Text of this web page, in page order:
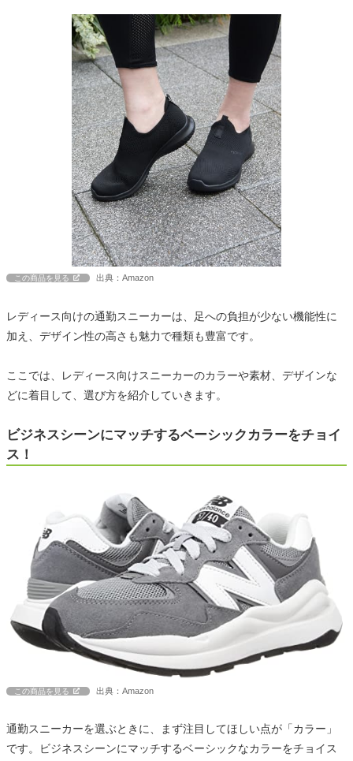
この商品を見る 出典：Amazon
レディース向けの通勤スニーカーは、足への負担が少ない機能性に
加え、デザイン性の高さも魅力で種類も豊富です。
ここでは、レディース向けスニーカーのカラーや素材、デザインな
どに着目して、選び方を紹介していきます。
ビジネスシーンにマッチするベーシックカラーをチョイ
ス！
この商品を見る 出典：Amazon
通勤スニーカーを選ぶときに、まず注目してほしい点が「カラー」
です。ビジネスシーンにマッチするベーシックなカラーをチョイス